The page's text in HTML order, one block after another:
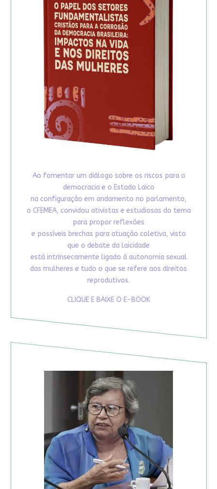
Ao fomentar um diálogo sobre os riscos para a
democracia e o Estado Laico
na configuração em andamento no parlamento,
o CFEMEA, convidou ativistas e estudiosas do tema
para propor reflexões
e possíveis brechas para atuação coletiva, visto
que o debate da laicidade
está intrinsecamente ligado à autonomia sexual
das mulheres e tudo o que se refere aos direitos
reprodutivos.
CLIQUE E BAIXE O E-BOOK